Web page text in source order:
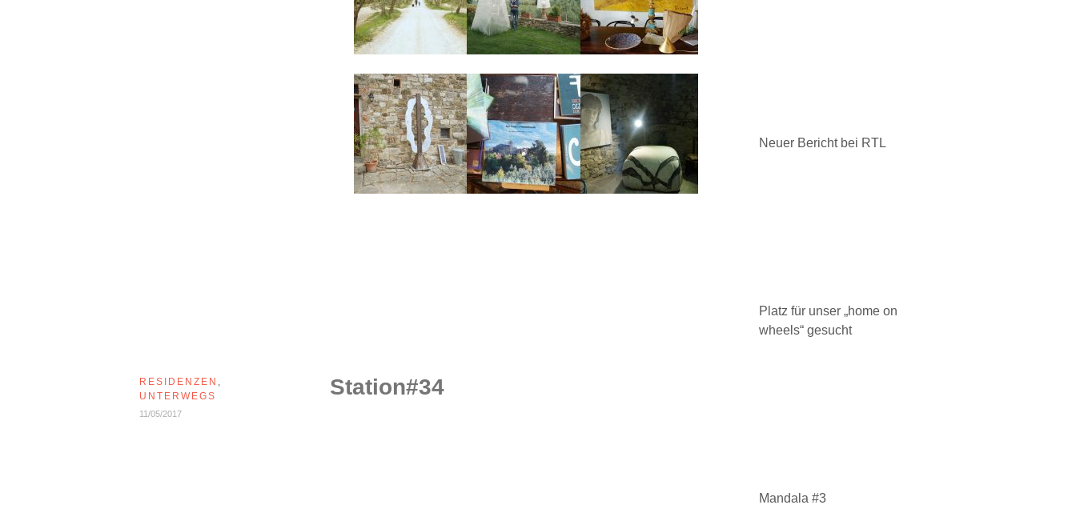
Station#34
RESIDENZEN ,
UNTERWEGS
11/05/2017
Neuer Bericht bei RTL
Platz für unser „home on
wheels“ gesucht
Mandala #3